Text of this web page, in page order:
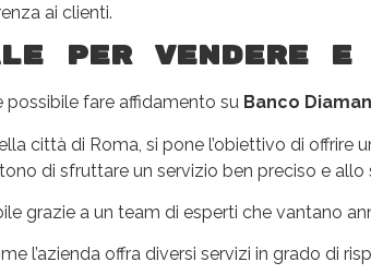
ai clienti.
per vendere
possibile fare affidamento su Banco
città di Roma, si pone l’obiettivo di offrire
di sfruttare un servizio ben preciso e
grazie a un team di esperti che vantano
l’azienda offra diversi servizi in grado di